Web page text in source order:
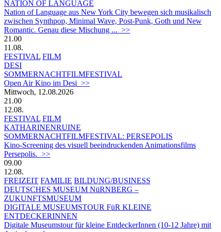
NATION OF LANGUAGE
Nation of Language aus New York City bewegen sich musikalisch
zwischen Synthpop, Minimal Wave, Post-Punk, Goth und New
Romantic. Genau diese Mischung ... >>
21.00
11.08.
FESTIVAL FILM
DESI
SOMMERNACHTFILMFESTIVAL
Open Air Kino im Desi >>
Mittwoch, 12.08.2026
21.00
12.08.
FESTIVAL FILM
KATHARINENRUINE
SOMMERNACHTFILMFESTIVAL: PERSEPOLIS
Kino-Screening des visuell beeindruckenden Animationsfilms
Persepolis. >>
09.00
12.08.
FREIZEIT FAMILIE BILDUNG/BUSINESS
DEUTSCHES MUSEUM NüRNBERG –
ZUKUNFTSMUSEUM
DIGITALE MUSEUMSTOUR FüR KLEINE
ENTDECKERINNEN
Digitale Museumstour für kleine EntdeckerInnen (10-12 Jahre) mit